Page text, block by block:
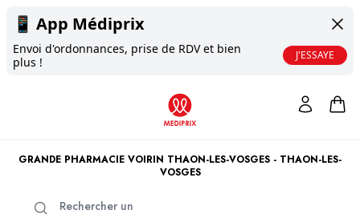
📱 App Médiprix
Envoi d'ordonnances, prise de RDV et bien
plus !
J'ESSAYE
GRANDE PHARMACIE VOIRIN THAON-LES-VOSGES - THAON-LES-
VOSGES